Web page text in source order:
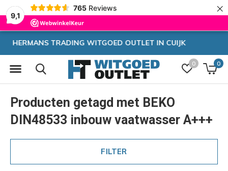
9,1
765 Reviews ×
0 0
Zeer hoge korting
Producten getagd met BEKO
DIN48533 inbouw vaatwasser A+++
FILTER